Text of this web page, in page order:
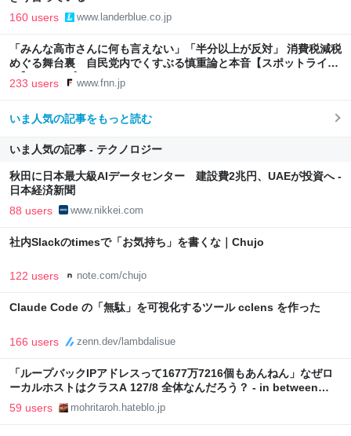
160 users www.landerblue.co.jp
「みんな高市さんに何も言えない」「半分以上が反対」 消費税減税
めぐる舞台裏 自民党内でくすぶる慎重論と本音【スポットライ
ト】｜FNNプライムオンライン
233 users www.fnn.jp
いま人気の記事をもっと読む
いま人気の記事 - テクノロジー
秋田に日本最大級AIデータセンター 建設費2兆円、UAEが投資へ -
日本経済新聞
88 users www.nikkei.com
社内Slackのtimesで「お気持ち」を書くな｜Chujo
122 users note.com/chujo
Claude Code の「無駄」を可視化するツール cclens を作った
166 users zenn.dev/lambdalisue
「ループバックIPアドレスって1677万7216個もあんねん」なぜロ
ーカルホストはクラスA 127/8 全体なんだろう？ - in between
days
59 users mohritaroh.hateblo.jp